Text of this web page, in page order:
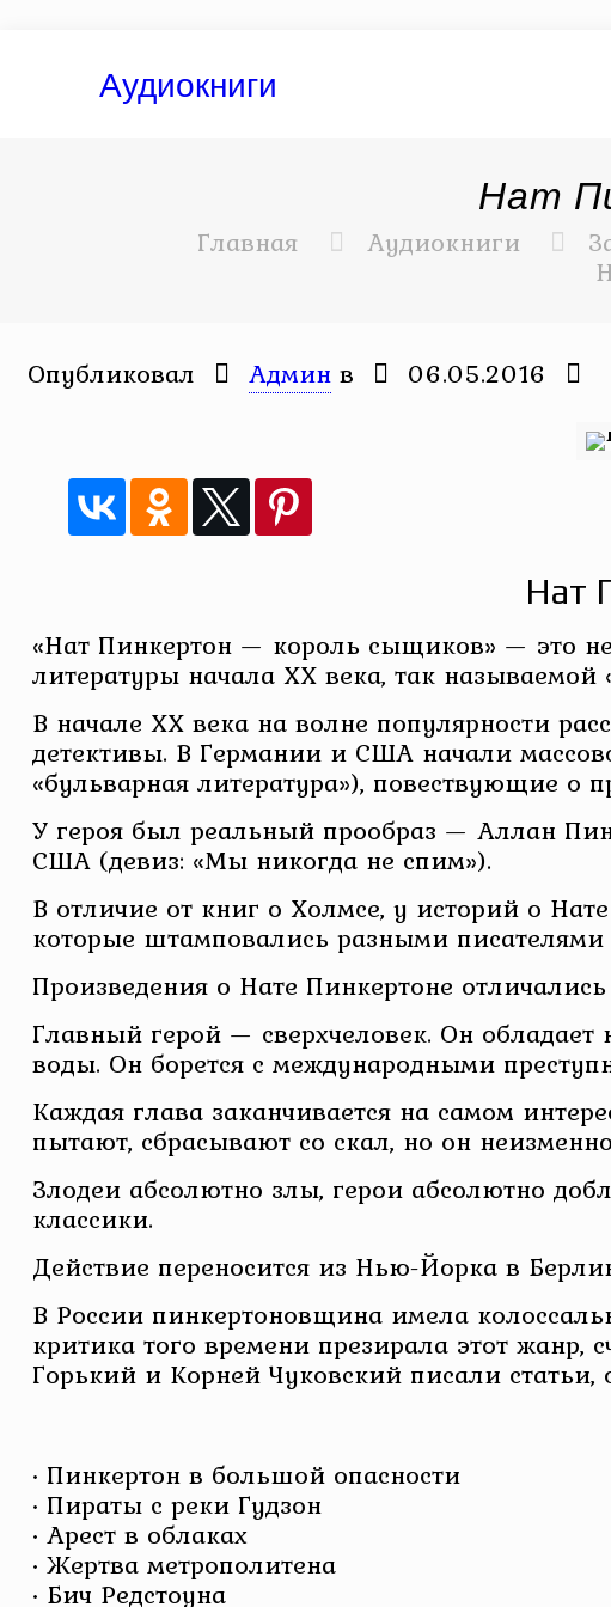
Аудиокниги
Нат
Главная Аудиокниги
Опубликовал Админ в 06.05.2016
Нат
«Нат Пинкертон — король сыщиков» — это
литературы начала XX века, так называемой
В начале XX века на волне популярности
детективы. В Германии и США начали
«бульварная литература»), повествующие о
У героя был реальный прообраз — Аллан
США (девиз: «Мы никогда не спим»).
В отличие от книг о Холмсе, у историй о
которые штамповались разными писателями
Произведения о Нате Пинкертоне
Главный герой — сверхчеловек. Он
воды. Он борется с международными
Каждая глава заканчивается на самом
пытают, сбрасывают со скал, но он
Злодеи абсолютно злы, герои абсолютно
классики.
Действие переносится из Нью-Йорка в
В России пинкертоновщина имела
критика того времени презирала этот
Горький и Корней Чуковский писали
• Пинкертон в большой опасности
• Пираты с реки Гудзон
• Арест в облаках
• Жертва метрополитена
• Бич Редстоуна